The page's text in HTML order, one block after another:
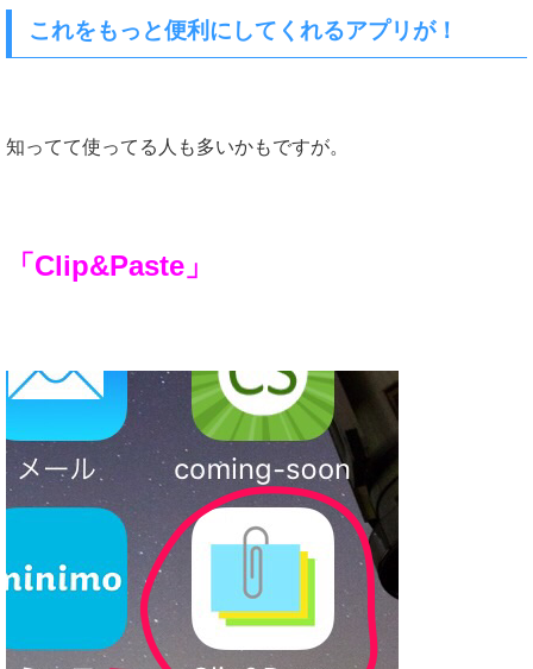
これをもっと便利にしてくれるアプリが！
知ってて使ってる人も多いかもですが。
「Clip&Paste」